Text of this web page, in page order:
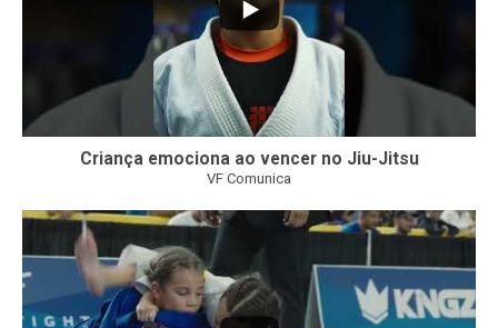
Criança emociona ao vencer no Jiu-Jitsu
VF Comunica
...